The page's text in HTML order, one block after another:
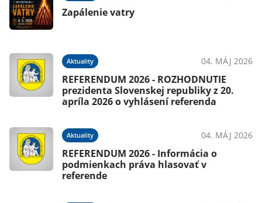
Zapálenie vatry
Aktuality 04. MÁJ 2026
REFERENDUM 2026 - ROZHODNUTIE
prezidenta Slovenskej republiky z 20.
apríla 2026 o vyhlásení referenda
Aktuality 04. MÁJ 2026
REFERENDUM 2026 - Informácia o
podmienkach práva hlasovať v
referende